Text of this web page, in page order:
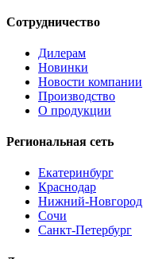
Сотрудничество
Дилерам
Новинки
Новости компании
Производство
О продукции
Региональная сеть
Екатеринбург
Краснодар
Нижний-Новгород
Сочи
Санкт-Петербург